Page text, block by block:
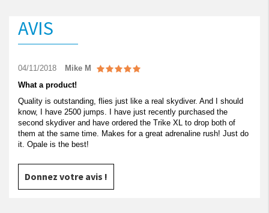
AVIS
04/11/2018
Mike M
What a product!
Quality is outstanding, flies just like a real skydiver. And I should
know, I have 2500 jumps. I have just recently purchased the
second skydiver and have ordered the Trike XL to drop both of
them at the same time. Makes for a great adrenaline rush! Just do
it. Opale is the best!
Donnez votre avis !